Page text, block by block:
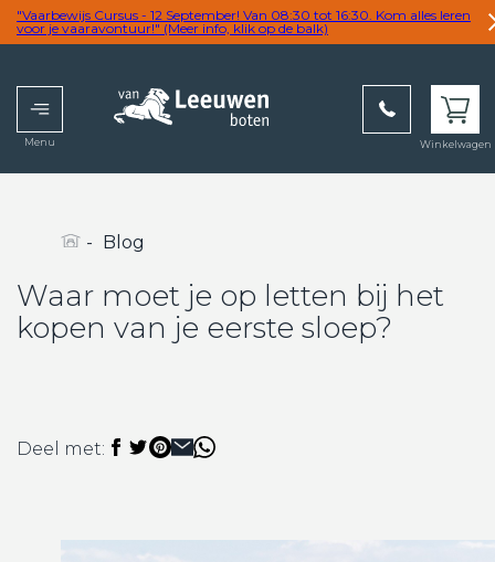
"Vaarbewijs Cursus - 12 September! Van 08:30 tot 16:30. Kom alles leren
voor je vaaravontuur!" (Meer info, klik op de balk)
Menu Winkelwagen
- Blog
Waar moet je op letten bij het
kopen van je eerste sloep?
Deel met: